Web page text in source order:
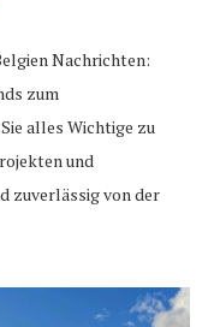
Nachrichten:
zum
alles Wichtige zu
und
zuverlässig von der